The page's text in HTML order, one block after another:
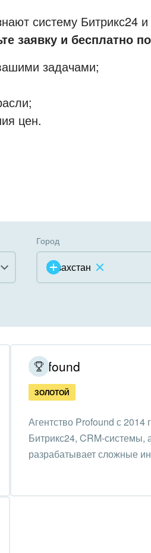
систему Битрикс24 и
заявку и бесплатно
задачами;
цен.
Город
Казахстан
Profound
ЗОЛОТОЙ
Агентство Profound с
Битрикс24, CRM-системы,
разрабатывает сложные